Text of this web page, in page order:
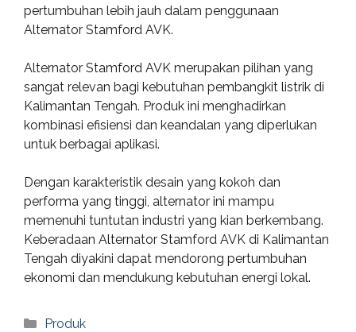
pertumbuhan lebih jauh dalam penggunaan
Alternator Stamford AVK.
Alternator Stamford AVK merupakan pilihan yang
sangat relevan bagi kebutuhan pembangkit listrik di
Kalimantan Tengah. Produk ini menghadirkan
kombinasi efisiensi dan keandalan yang diperlukan
untuk berbagai aplikasi.
Dengan karakteristik desain yang kokoh dan
performa yang tinggi, alternator ini mampu
memenuhi tuntutan industri yang kian berkembang.
Keberadaan Alternator Stamford AVK di Kalimantan
Tengah diyakini dapat mendorong pertumbuhan
ekonomi dan mendukung kebutuhan energi lokal.
Categories
Produk